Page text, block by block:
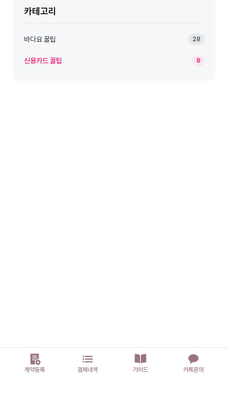
카테고리
바다요 꿀팁 28
신용카드 꿀팁 8
계약등록 결제내역 가이드 카톡문의